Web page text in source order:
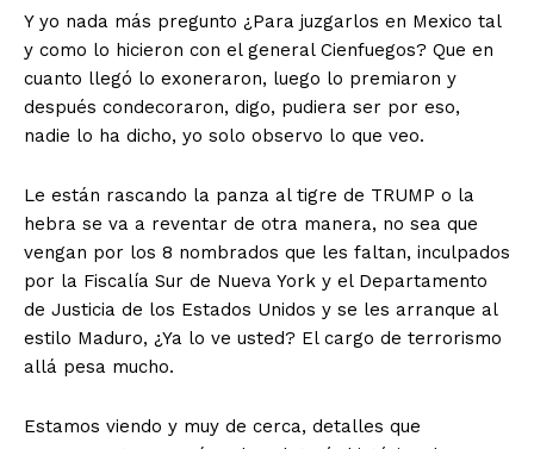
Y yo nada más pregunto ¿Para juzgarlos en Mexico tal
y como lo hicieron con el general Cienfuegos? Que en
cuanto llegó lo exoneraron, luego lo premiaron y
después condecoraron, digo, pudiera ser por eso,
nadie lo ha dicho, yo solo observo lo que veo.
Le están rascando la panza al tigre de TRUMP o la
hebra se va a reventar de otra manera, no sea que
vengan por los 8 nombrados que les faltan, inculpados
por la Fiscalía Sur de Nueva York y el Departamento
de Justicia de los Estados Unidos y se les arranque al
estilo Maduro, ¿Ya lo ve usted? El cargo de terrorismo
allá pesa mucho.
Estamos viendo y muy de cerca, detalles que